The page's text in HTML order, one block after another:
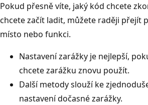
Pokud přesně víte, jaký kód chcete
chcete začít ladit, můžete raději přejít
místo nebo funkci.
Nastavení zarážky je nejlepší,
chcete zarážku znovu použít.
Další metody slouží ke
nastavení dočasné zarážky.